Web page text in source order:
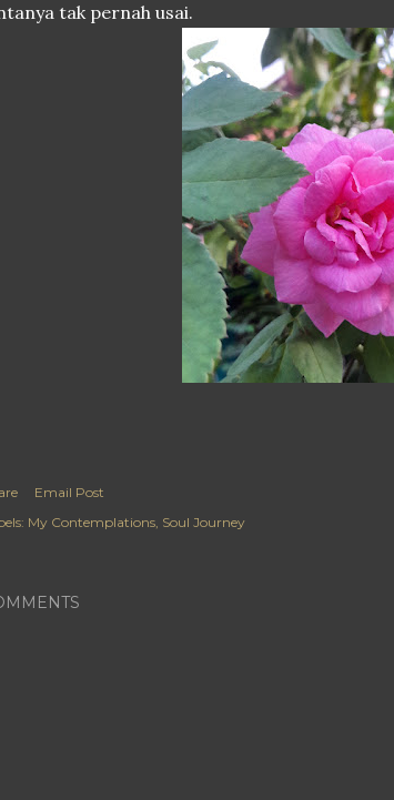
tak pernah usai.
Email Post
My Contemplations Soul Journey